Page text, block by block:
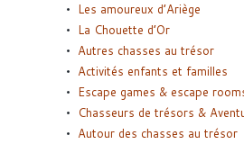
Les amoureux d’Ariège
La Chouette d’Or
Autres chasses au trésor
Activités enfants et familles
Escape games & escape
Chasseurs de trésors &
Autour des chasses au trésor